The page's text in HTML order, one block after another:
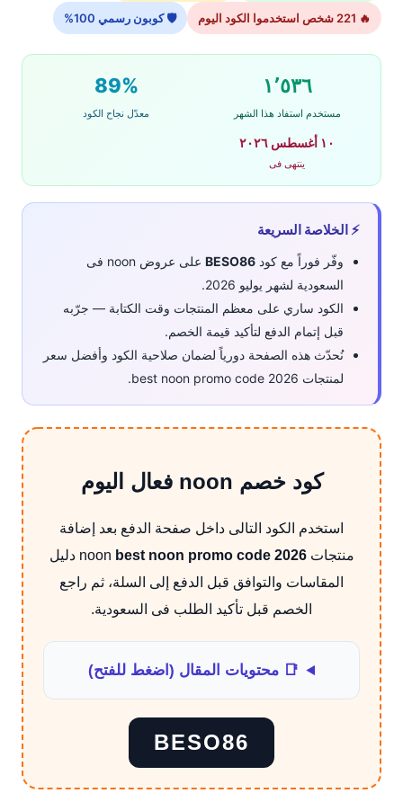
🔥 221 شخص استخدموا الكود اليوم 🛡 كوبون رسمي 100%
١٬٥٣٦
مستخدم استفاد هذا الشهر
89%
معدّل نجاح الكود
١٠ أغسطس ٢٠٢٦
ينتهى فى
⚡ الخلاصة السريعة
وفّر فوراً مع كود BESO86
على عروض noon فى
السعودية لشهر يوليو 2026.
الكود ساري على معظم المنتجات وقت الكتابة — جرّبه
قبل إتمام الدفع لتأكيد قيمة الخصم.
نُحدّث هذه الصفحة دورياً لضمان صلاحية الكود وأفضل سعر
لمنتجات best noon promo code 2026.
كود خصم noon فعال اليوم
استخدم الكود التالى داخل صفحة الدفع بعد إضافة
منتجات noonbest noon promo code 2026
دليل
المقاسات والتوافق قبل الدفع إلى السلة، ثم راجع
الخصم قبل تأكيد الطلب فى السعودية.
📑 محتويات المقال (اضغط للفتح)
BESO86